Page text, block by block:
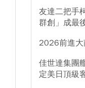
友達二把手
群創」成最
2026前進
佳世達集團
定美日頂級